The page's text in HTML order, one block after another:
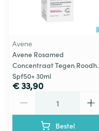
Avene
Avene Rosamed
Concentraat Tegen Roodh.
Spf50+ 30ml
€ 33,90
Bestel